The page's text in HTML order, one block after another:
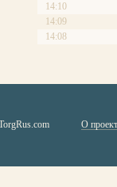
14:10
14:09
14:08
О